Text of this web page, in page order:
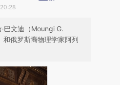
巴文迪（Moungi G.
和俄罗斯裔物理学家阿列